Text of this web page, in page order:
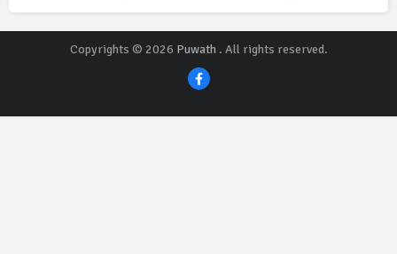
Copyrights © 2026 Puwath. All rights reserved.